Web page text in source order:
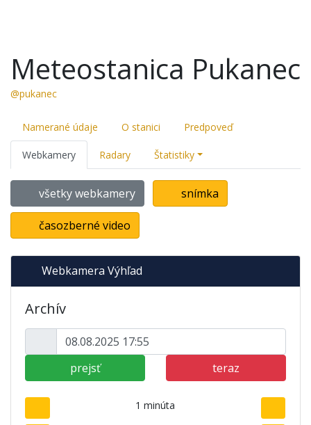
Meteostanica Pukanec
@pukanec
Namerané údaje O stanici Predpoveď
Webkamery Radary Štatistiky
všetky webkamery snímka
časozberné video
Webkamera Výhľad
Archív
prejsť teraz
1 minúta